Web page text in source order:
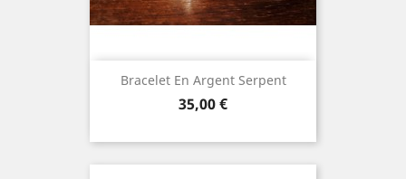
Bracelet En Argent Serpent
Prix
35,00 €